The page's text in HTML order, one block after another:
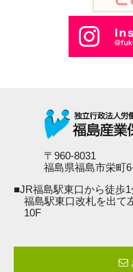
〒960-8031
福島県福島市栄町
■JR福島駅東口から徒歩1
福島駅東口改札を出て
10F